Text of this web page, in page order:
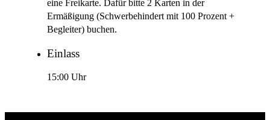
eine Freikarte. Dafür bitte 2 Karten in der
Ermäßigung (Schwerbehindert mit 100 Prozent +
Begleiter) buchen.
Einlass
15:00 Uhr